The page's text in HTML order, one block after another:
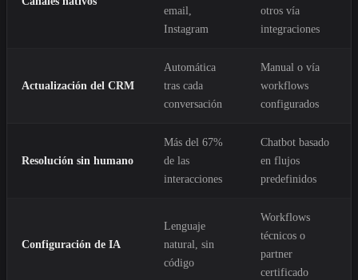
email,
Instagram
otros vía
integraciones
Actualización del CRM
Automática
tras cada
conversación
Manual o vía
workflows
configurados
Resolución sin humano
Más del 67%
de las
interacciones
Chatbot basado
en flujos
predefinidos
Configuración de IA
Lenguaje
natural, sin
código
Workflows
técnicos o
partner
certificado